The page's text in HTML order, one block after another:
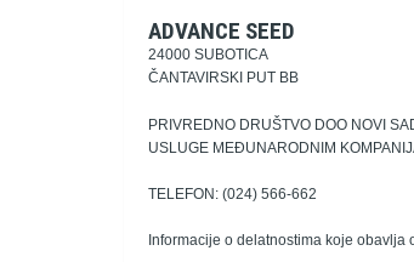
ADVANCE SEED
24000 SUBOTICA
ČANTAVIRSKI PUT BB
PRIVREDNO DRUŠTVO DOO NOVI
USLUGE MEĐUNARODNIM
TELEFON: (024) 566-662
Informacije o delatnostima koje obavlja